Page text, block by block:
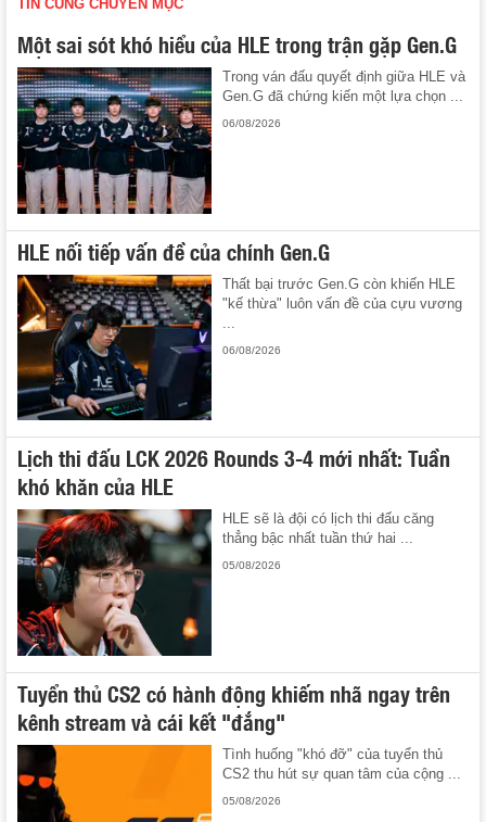
TIN CÙNG CHUYÊN MỤC
Một sai sót khó hiểu của HLE trong trận gặp Gen.G
Trong ván đấu quyết định giữa HLE và
Gen.G đã chứng kiến một lựa chọn ...
06/08/2026
HLE nối tiếp vấn đề của chính Gen.G
Thất bại trước Gen.G còn khiến HLE
"kế thừa" luôn vấn đề của cựu vương
06/08/2026
Lịch thi đấu LCK 2026 Rounds 3-4 mới nhất: Tuần
khó khăn của HLE
HLE sẽ là đội có lịch thi đấu căng
thẳng bậc nhất tuần thứ hai ...
05/08/2026
Tuyển thủ CS2 có hành động khiếm nhã ngay trên
kênh stream và cái kết "đắng"
Tình huống "khó đỡ" của tuyển thủ
CS2 thu hút sự quan tâm của cộng ...
05/08/2026